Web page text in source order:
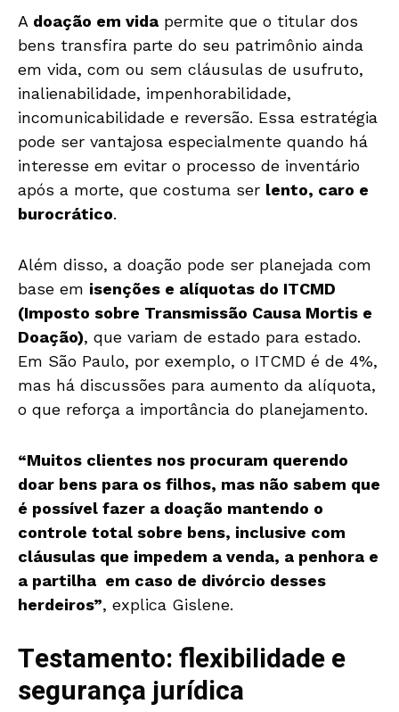
A doação em vida permite que o titular dos
bens transfira parte do seu patrimônio ainda
em vida, com ou sem cláusulas de usufruto,
inalienabilidade, impenhorabilidade,
incomunicabilidade e reversão. Essa estratégia
pode ser vantajosa especialmente quando há
interesse em evitar o processo de inventário
após a morte, que costuma ser lento, caro e
burocrático.
Além disso, a doação pode ser planejada com
base em isenções e alíquotas do ITCMD
(Imposto sobre Transmissão Causa Mortis e
Doação), que variam de estado para estado.
Em São Paulo, por exemplo, o ITCMD é de 4%,
mas há discussões para aumento da alíquota,
o que reforça a importância do planejamento.
“Muitos clientes nos procuram querendo
doar bens para os filhos, mas não sabem que
é possível fazer a doação mantendo o
controle total sobre bens, inclusive com
cláusulas que impedem a venda, a penhora e
a partilha em caso de divórcio desses
herdeiros”, explica Gislene.
Testamento: flexibilidade e
segurança jurídica